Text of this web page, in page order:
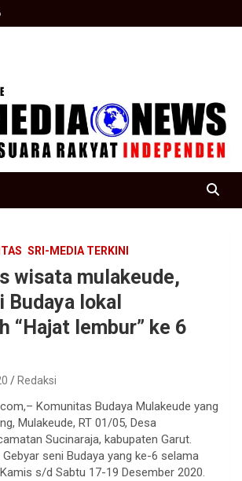
news
SRI-MEDIA TERKINI
wisata mulakeude,
Budaya lokal
“Hajat lembur” ke 6
Redaksi
Komunitas Budaya Mulakeude yang
Mulakeude, RT 01/05, Desa
Sucinaraja, kabupaten Garut.
seni Budaya yang ke-6 selama
s/d Sabtu 17-19 Desember 2020.